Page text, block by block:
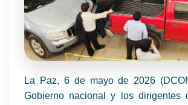
La Paz, 6 de mayo de 2026
Gobierno nacional y los dirigentes